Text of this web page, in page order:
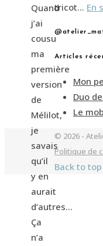
Quand
j’ai
cousu
ma
première
version
de
Mélilot,
je
savais
qu’il
y en
aurait
d’autres…
Ça
n’a
tricot… En
Articles
Mon
Duo
Le
© 2026 -
Politique de
Back to top